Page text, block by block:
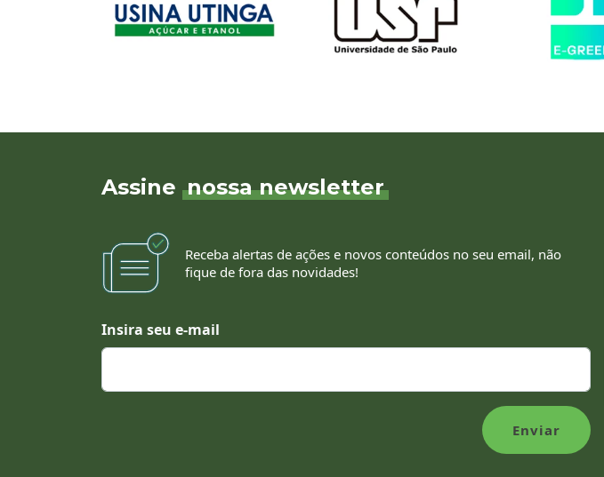
Assine nossa newsletter
Receba alertas de ações e novos conteúdos no seu email, não
fique de fora das novidades!
Insira seu e-mail
Enviar